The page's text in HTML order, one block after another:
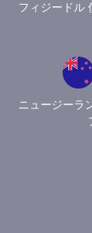
フィジードル
ニュージーラ